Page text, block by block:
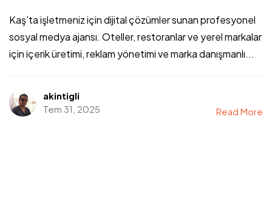
Kaş'ta işletmeniz için dijital çözümler sunan profesyonel
sosyal medya ajansı. Oteller, restoranlar ve yerel markalar
için içerik üretimi, reklam yönetimi ve marka danışmanlı...
akintigli
Tem 31, 2025
Read More